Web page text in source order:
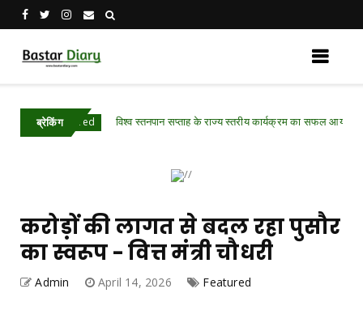
ब्रेकिंगविश्व स्तनपान सप्ताह के राज्य स्तरीय कार्यक्रम का सफल आयोजन,
करोड़ों की लागत से बदल रहा पुसौर
का स्वरूप - वित्त मंत्री चौधरी
Admin April 14, 2026 Featured